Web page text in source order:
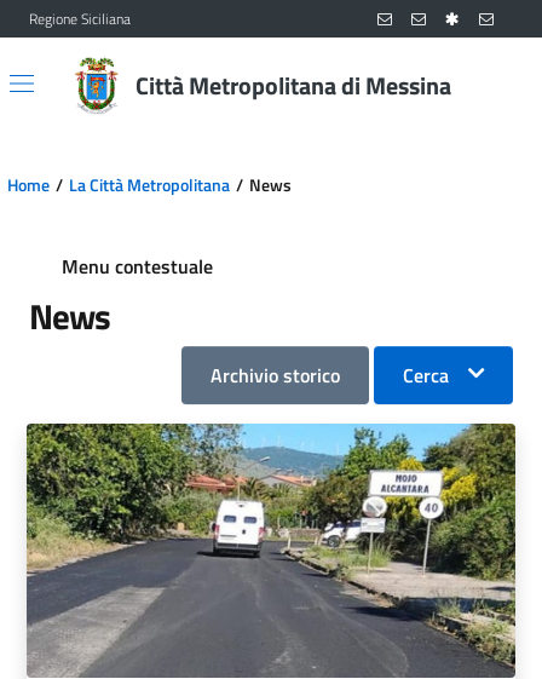
Vai al contenuto principale
Vai al menu principale
Regione Siciliana
Città Metropolitana di Messina
Home La Città Metropolitana News
Menu contestuale
News
Archivio storico Cerca